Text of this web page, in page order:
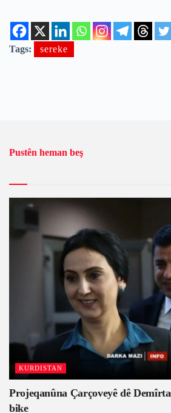
Tags: sereke
Pustên heman beş
KURDISTAN
Projeqanûna Çarçoveyê dê
bike